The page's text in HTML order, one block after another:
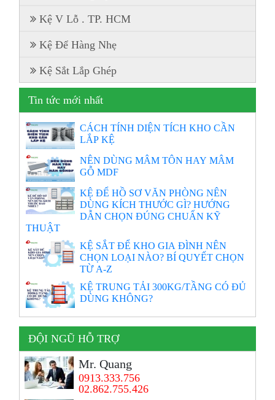
Kệ V Lỗ . TP. HCM
Kệ Để Hàng Nhẹ
Kệ Sắt Lắp Ghép
Tin tức mới nhất
CÁCH TÍNH DIỆN TÍCH KHO CẦN
LẮP KỆ
NÊN DÙNG MÂM TÔN HAY MÂM
GỖ MDF
KỆ ĐỂ HỒ SƠ VĂN PHÒNG NÊN
DÙNG KÍCH THƯỚC GÌ? HƯỚNG
DẪN CHỌN ĐÚNG CHUẨN KỸ
THUẬT
KỆ SẮT ĐỂ KHO GIA ĐÌNH NÊN
CHỌN LOẠI NÀO? BÍ QUYẾT CHỌN
TỪ A-Z
KỆ TRUNG TẢI 300KG/TẦNG CÓ ĐỦ
DÙNG KHÔNG?
ĐỘI NGŨ HỖ TRỢ
Mr. Quang
0913.333.756
02.862.755.426